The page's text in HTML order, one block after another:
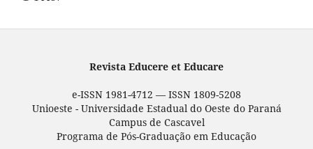
Revista Educere et Educare
e-ISSN 1981-4712 — ISSN 1809-5208
Unioeste - Universidade Estadual do Oeste do Paraná
Campus de Cascavel
Programa de Pós-Graduação em Educação